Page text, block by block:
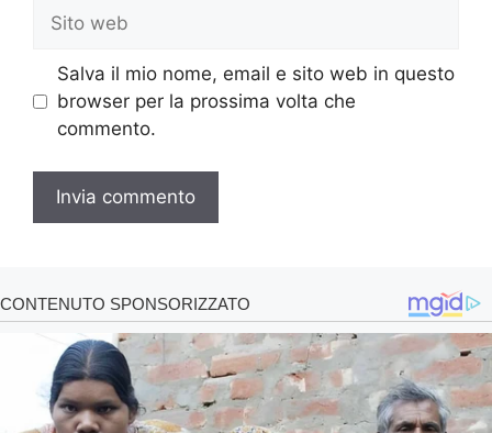
Sito
web
Salva il mio nome, email e sito web in questo
browser per la prossima volta che
commento.